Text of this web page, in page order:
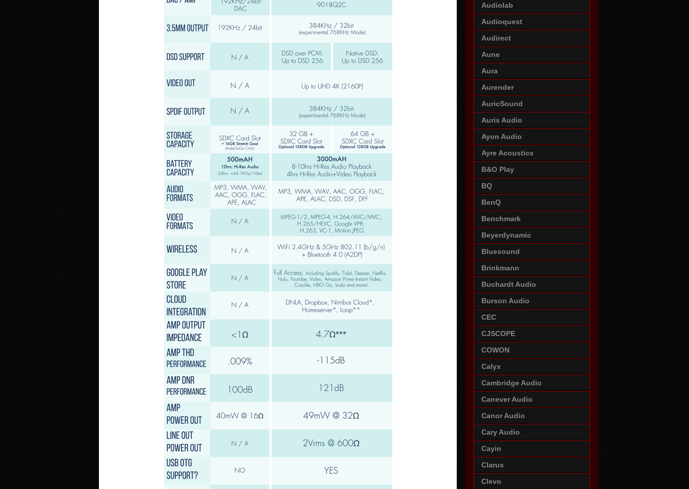
Audiolab
Audioquest
Audirect
Aune
Aura
Aurender
AuricSound
Auris Audio
Ayon Audio
Ayre Acoustics
B&O Play
BQ
BenQ
Benchmark
Beyerdynamic
Bluesound
Brinkmann
Buchardt Audio
Burson Audio
CEC
CJSCOPE
COWON
Calyx
Cambridge Audio
Canever Audio
Canor Audio
Cary Audio
Cayin
Clarus
Clevo